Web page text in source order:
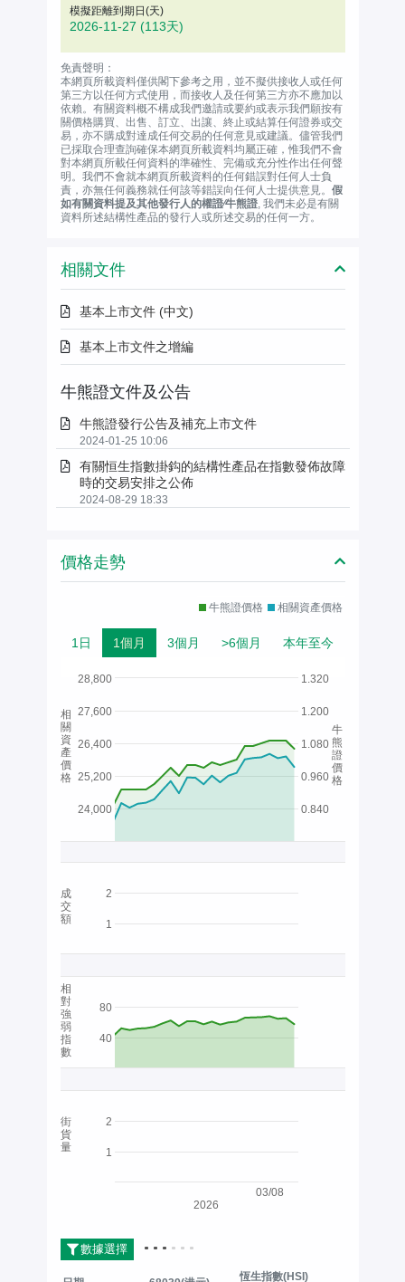
模擬距離到期日(天)
2026-11-27 (113天)
免責聲明：
本網頁所載資料僅供閣下參考之用，並不擬供接收人或任何
第三方以任何方式使用，而接收人及任何第三方亦不應加以
依賴。有關資料概不構成我們邀請或要約或表示我們願按有
關價格購買、出售、訂立、出讓、終止或結算任何證券或交
易，亦不購成對達成任何交易的任何意見或建議。儘管我們
已採取合理查詢確保本網頁所載資料均屬正確，惟我們不會
對本網頁所載任何資料的準確性、完備或充分性作出任何聲
明。我們不會就本網頁所載資料的任何錯誤對任何人士負
責，亦無任何義務就任何該等錯誤向任何人士提供意見。 假
如有關資料提及其他發行人的權證∕牛熊證, 我們未必是有關
資料所述結構性產品的發行人或所述交易的任何一方。
相關文件
基本上市文件 (中文)
基本上市文件之增編
牛熊證文件及公告
牛熊證發行公告及補充上市文件
2024-01-25 10:06
有關恒生指數掛鈎的結構性產品在指數發佈故障
時的交易安排之公佈
2024-08-29 18:33
價格走勢
牛熊證價格 相關資產價格
1日 1個月 3個月 >6個月 本年至今
03/08
24,000
26,400
28,800
25,200
27,600
0.840
0.960
1.080
1.200
1.320
1
2
40
80
1
2
2026
相
關
資
產
價
格
牛
熊
證
價
格
成
交
額
相
對
強
弱
指
數
街
貨
量
數據選擇
恆生指數(HSI)